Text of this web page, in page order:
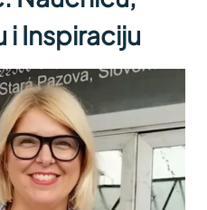
i Inspiraciju